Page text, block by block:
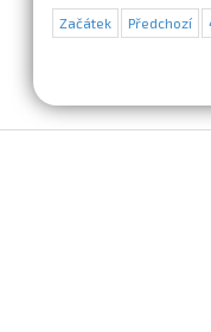
Začátek Předchozí